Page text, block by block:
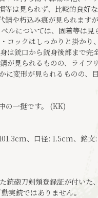
は見られず、比較的良好な
や朽込み痕が見られます
ルについては、固着等は見
コックはしっかりと掛かり
は銃口から銃身後部まで完
が見られるものの、ライフ
に変形が見られるものの、
の一挺です。 (KK)
、口径: 1.5cm、銘文
銃砲刀剣類登録証が付いた
実銃ではありません。